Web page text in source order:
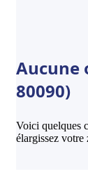
Aucune
80090)
Voici quelques
élargissez votre